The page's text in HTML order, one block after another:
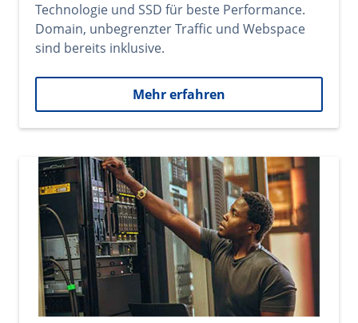
Technologie und SSD für beste Performance.
Domain, unbegrenzter Traffic und Webspace
sind bereits inklusive.
Mehr erfahren